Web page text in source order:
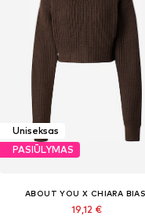
Uniseksas
PASIŪLYMAS
ABOUT YOU X CHIARA
19,12 €